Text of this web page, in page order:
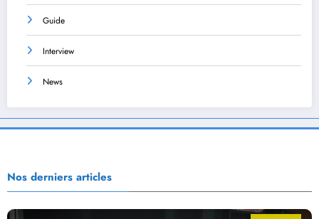
Guide
Interview
News
Nos derniers articles